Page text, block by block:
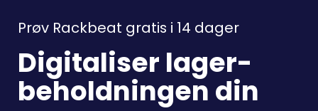
Prøv Rackbeat gratis i 14 dager
Digitaliser lager-
beholdningen din